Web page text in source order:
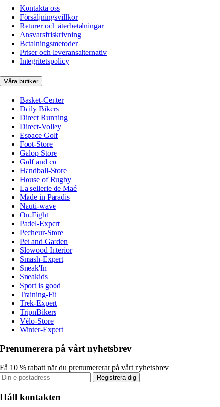
Kontakta oss
Försäljningsvillkor
Returer och återbetalningar
Ansvarsfriskrivning
Betalningsmetoder
Priser och leveransalternativ
Integritetspolicy
Våra butiker
Basket-Center
Daily Bikers
Direct Running
Direct-Volley
Espace Golf
Foot-Store
Galop Store
Golf and co
Handball-Store
House of Rugby
La sellerie de Maé
Made in Paradis
Nauti-wave
On-Fight
Padel-Expert
Pecheur-Store
Pet and Garden
Slowood Interior
Smash-Expert
Sneak'In
Sneakids
Sport is good
Training-Fit
Trek-Expert
TripnBikers
Vélo-Store
Winter-Expert
Prenumerera på vårt nyhetsbrev
Få 10 % rabatt när du prenumererar på vårt nyhetsbrev
Registrera dig
Håll kontakten